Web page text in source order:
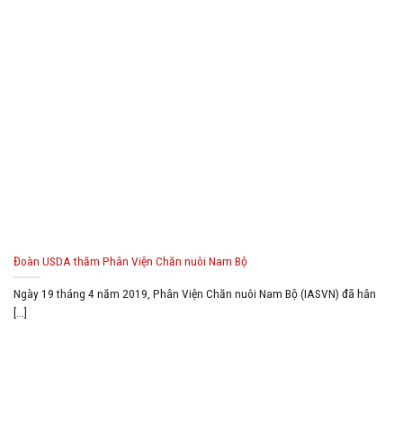
Đoàn USDA thăm Phân Viện Chăn nuôi Nam Bộ
Ngày 19 tháng 4 năm 2019, Phân Viện Chăn nuôi Nam Bộ (IASVN) đã hân
[...]